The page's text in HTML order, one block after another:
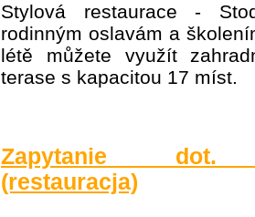
Stylová restaurace -
rodinným oslavám a
létě můžete využít
terase s kapacitou 17 míst.
Zapytanie dot.
(restauracja)